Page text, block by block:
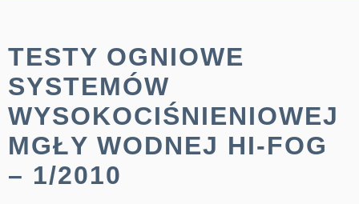
TESTY OGNIOWE
SYSTEMÓW
WYSOKOCIŚNIENIOWEJ
MGŁY WODNEJ HI-FOG
– 1/2010